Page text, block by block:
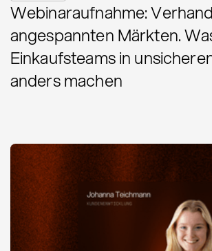
Webinaraufnahme:
angespannten Märkten.
Einkaufsteams in
anders machen